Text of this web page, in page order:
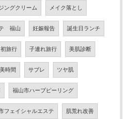
ングクリーム メイク落とし
テ 福山 妊娠報告 誕生日ランチ
初旅行 子連れ旅行 美肌診断
時間 サブレ ツヤ肌
福山市ハーブピーリング
フェイシャルエステ 肌荒れ改善